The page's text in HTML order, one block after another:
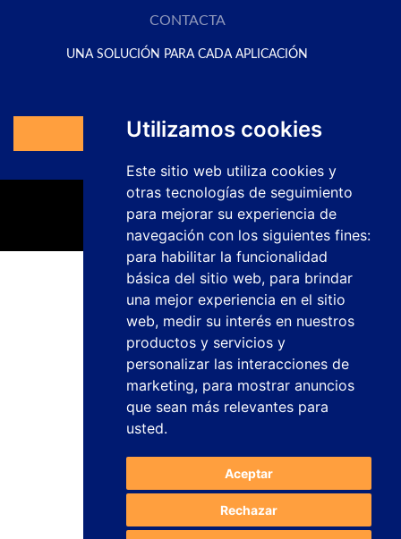
Utilizamos cookies
Este sitio web utiliza cookies y
otras tecnologías de seguimiento
para mejorar su experiencia de
navegación con los siguientes fines:
para habilitar la funcionalidad
básica del sitio web, para brindar
una mejor experiencia en el sitio
web, medir su interés en nuestros
productos y servicios y
personalizar las interacciones de
marketing, para mostrar anuncios
que sean más relevantes para
usted.
Aceptar
Rechazar
CONTACTA
UNA SOLUCIÓN PARA CADA APLICACIÓN
Ir al Formulario
Política de privacidad
Aviso legal
Política de cookies
Canal de denuncias
Trabaja con nosotros
Configurar cookies
studiogenesis.es
Diseño web y desarrollo